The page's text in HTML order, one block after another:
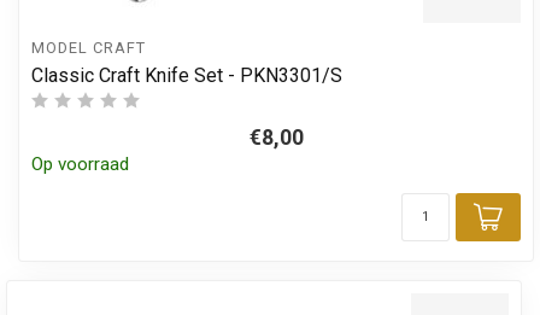
MODEL CRAFT
Classic Craft Knife Set - PKN3301/S
€8,00
Op voorraad